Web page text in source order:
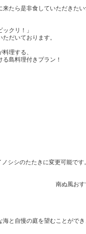
たら是非食していただきたい
クリ！」
だいております。
理する、
島料理付きプラン！
シシのたたきに変更可能で
プランですの
と自慢の庭を望むことができ